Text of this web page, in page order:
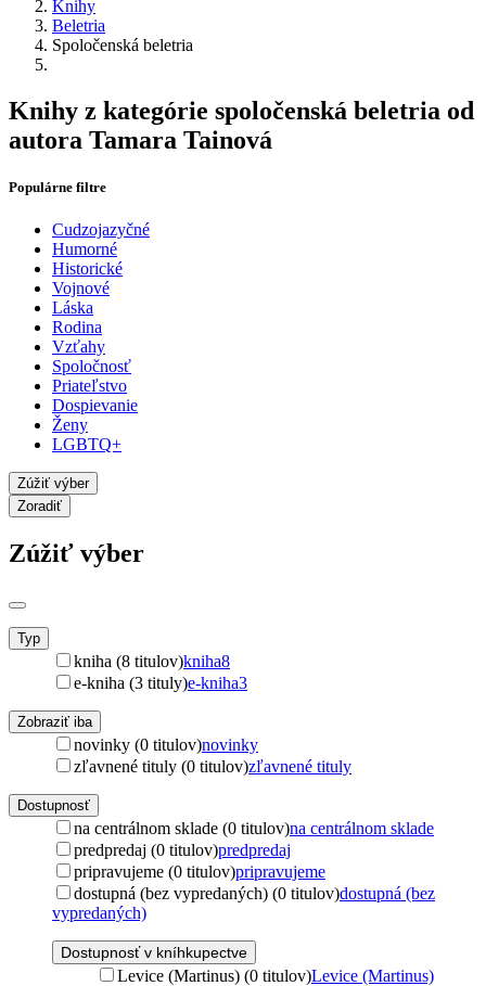
Knihy
Beletria
Spoločenská beletria
Knihy z kategórie spoločenská beletria od
autora Tamara Tainová
Populárne filtre
Cudzojazyčné
Humorné
Historické
Vojnové
Láska
Rodina
Vzťahy
Spoločnosť
Priateľstvo
Dospievanie
Ženy
LGBTQ+
Zúžiť výber
Zoradiť
Zúžiť výber
Typ
kniha (8 titulov)kniha8
e-kniha (3 tituly)e-kniha3
Zobraziť iba
novinky (0 titulov)novinky
zľavnené tituly (0 titulov)zľavnené tituly
Dostupnosť
na centrálnom sklade (0 titulov)na centrálnom sklade
predpredaj (0 titulov)predpredaj
pripravujeme (0 titulov)pripravujeme
dostupná (bez vypredaných) (0 titulov)dostupná (bez
vypredaných)
Dostupnosť v kníhkupectve
Levice (Martinus) (0 titulov)Levice (Martinus)